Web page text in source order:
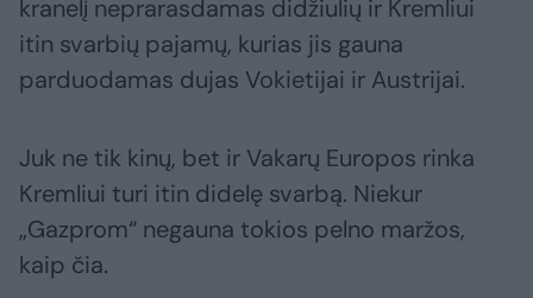
kranelį neprarasdamas didžiulių ir Kremliui
itin svarbių pajamų, kurias jis gauna
parduodamas dujas Vokietijai ir Austrijai.
Juk ne tik kinų, bet ir Vakarų Europos rinka
Kremliui turi itin didelę svarbą. Niekur
„Gazprom“ negauna tokios pelno maržos,
kaip čia.